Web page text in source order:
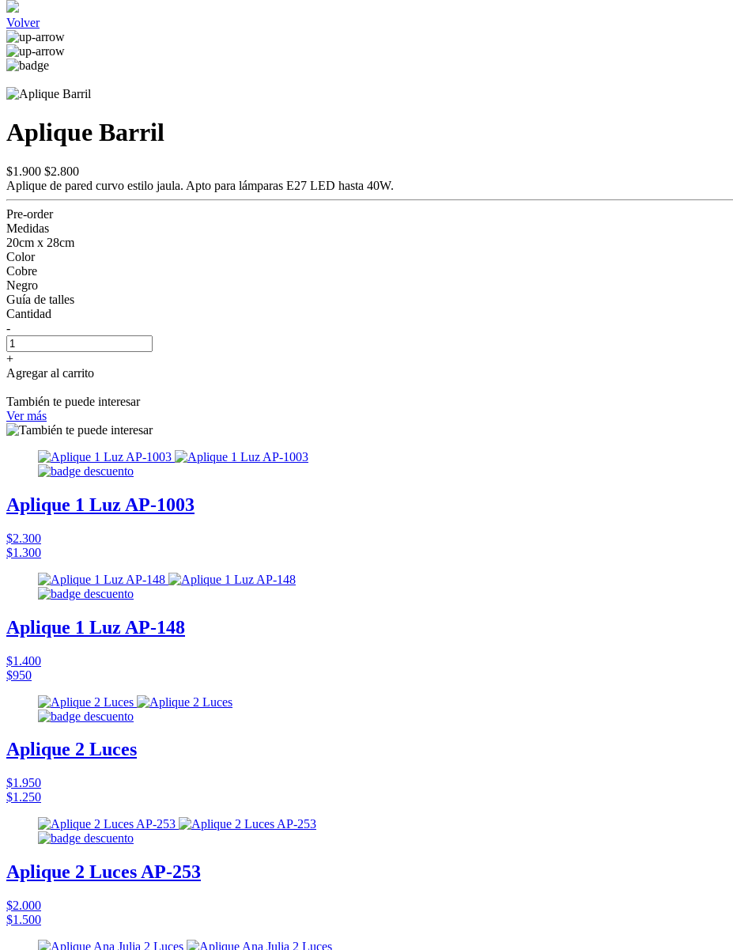
Volver
Aplique Barril
$1.900 $2.800
Aplique de pared curvo estilo jaula. Apto para lámparas E27 LED hasta 40W.
Pre-order
Medidas
20cm x 28cm
Color
Cobre
Negro
Guía de talles
Cantidad
-
+
Agregar al carrito
También te puede interesar
Ver más
Aplique 1 Luz AP-1003
$2.300
$1.300
Aplique 1 Luz AP-148
$1.400
$950
Aplique 2 Luces
$1.950
$1.250
Aplique 2 Luces AP-253
$2.000
$1.500